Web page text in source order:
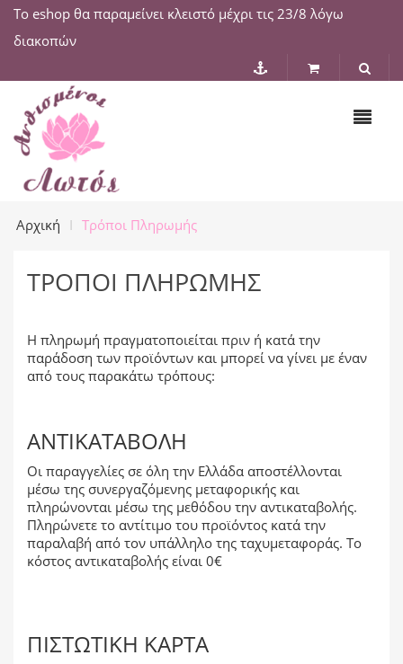
Το eshop θα παραμείνει κλειστό μέχρι τις 23/8 λόγω
διακοπών
Αρχική Τρόποι Πληρωμής
ΤΡΌΠΟΙ ΠΛΗΡΩΜΉΣ
Η πληρωμή πραγματοποιείται πριν ή κατά την
παράδοση των προϊόντων και μπορεί να γίνει με έναν
από τους παρακάτω τρόπους:
ΑΝΤΙΚΑΤΑΒΟΛΉ
Οι παραγγελίες σε όλη την Ελλάδα αποστέλλονται
μέσω της συνεργαζόμενης μεταφορικής και
πληρώνονται μέσω της μεθόδου την αντικαταβολής.
Πληρώνετε το αντίτιμο του προϊόντος κατά την
παραλαβή από τον υπάλληλο της ταχυμεταφοράς. Το
κόστος αντικαταβολής είναι 0€
ΠΙΣΤΩΤΙΚΉ ΚΆΡΤΑ